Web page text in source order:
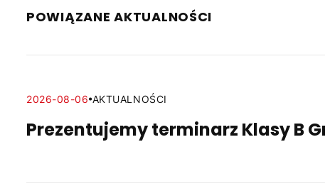
POWIĄZANE AKTUALNOŚCI
2026-08-06 AKTUALNOŚCI
Prezentujemy terminarz Klasy B